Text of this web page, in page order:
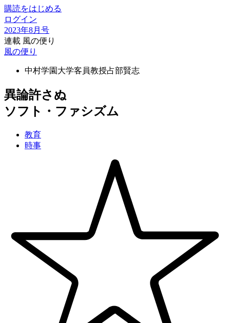
購読をはじめる
ログイン
2023年8月号
連載 風の便り
風の便り
中村学園大学客員教授占部賢志
異論許さぬ
ソフト・ファシズム
教育
時事